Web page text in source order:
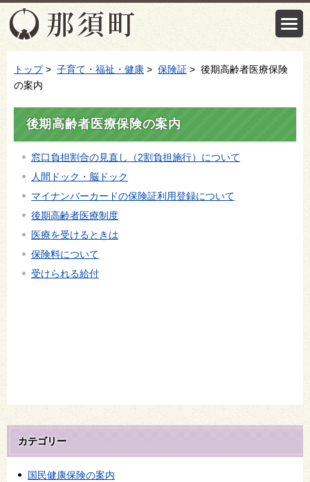
トップ> 子育て・福祉・健康 > 保険証 > 後期高齢者医療保険
の案内
後期高齢者医療保険の案内
窓口負担割合の見直し（2割負担施行）について
人間ドック・脳ドック
マイナンバーカードの保険証利用登録について
後期高齢者医療制度
医療を受けるときは
保険料について
受けられる給付
カテゴリー
国民健康保険の案内